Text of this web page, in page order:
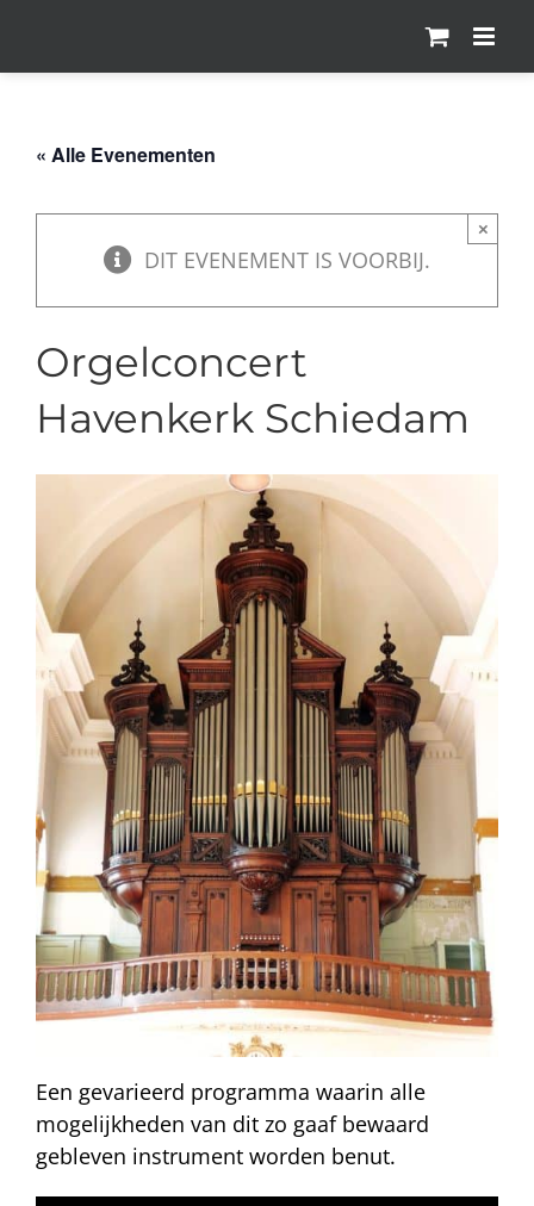
inhoud
« Alle Evenementen
DIT EVENEMENT IS VOORBIJ.
×
Orgelconcert
Havenkerk Schiedam
Een gevarieerd programma waarin alle
mogelijkheden van dit zo gaaf bewaard
gebleven instrument worden benut.